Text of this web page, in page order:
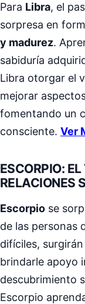
Para Libra, el
sorpresa en
y madurez.
sabiduría
Libra otorgar el
mejorar
fomentando un
consciente. Ver
ESCORPIO:
RELACIONES
Escorpio se
de las personas
difíciles,
brindarle apoyo
descubrimiento
Escorpio